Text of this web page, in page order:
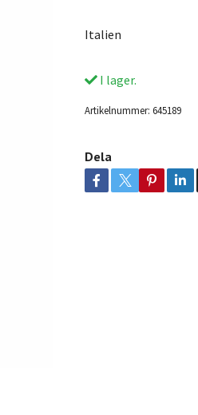
Italien
I lager.
Artikelnummer: 645189
Dela